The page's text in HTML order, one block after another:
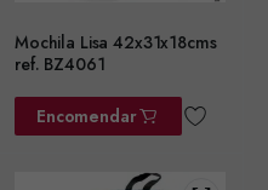
Mochila Lisa 42x31x18cms
ref. BZ4061
Encomendar